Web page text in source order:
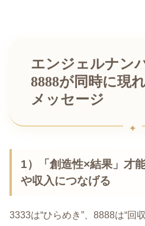
エンジェルナン
8888が同時に現
メッセージ
1）「創造性×結果」才
や収入につなげる
3333は“ひらめき”、8888は“回